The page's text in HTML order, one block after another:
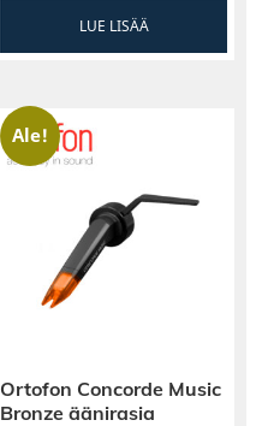
LUE LISÄÄ
Ale!
Ortofon Concorde Music
Bronze äänirasia